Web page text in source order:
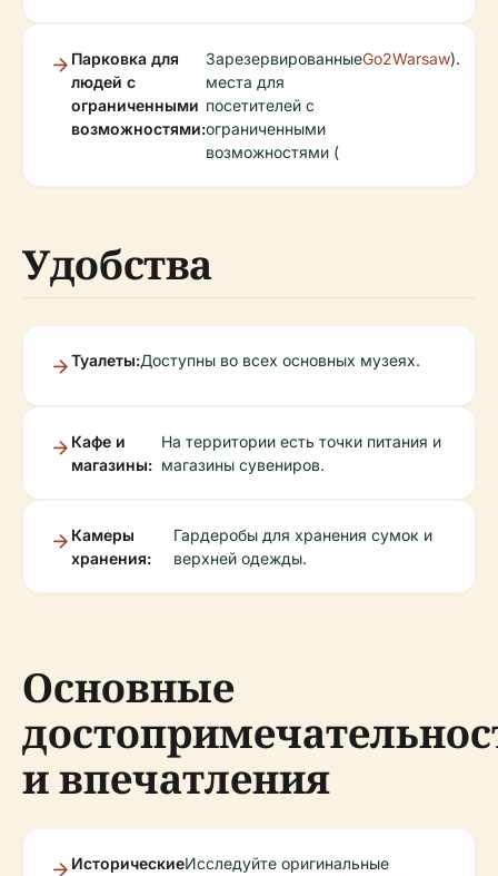
Парковка для
людей с
ограниченными
возможностями:
Зарезервированные
места для
посетителей с
ограниченными
возможностями (
Go2Warsaw).
Удобства
Туалеты:Доступны во всех основных музеях.
Кафе и
магазины:
На территории есть точки питания и
магазины сувениров.
Камеры
хранения:
Гардеробы для хранения сумок и
верхней одежды.
Основные
и впечатления
ИсторическиеИсследуйте оригинальные